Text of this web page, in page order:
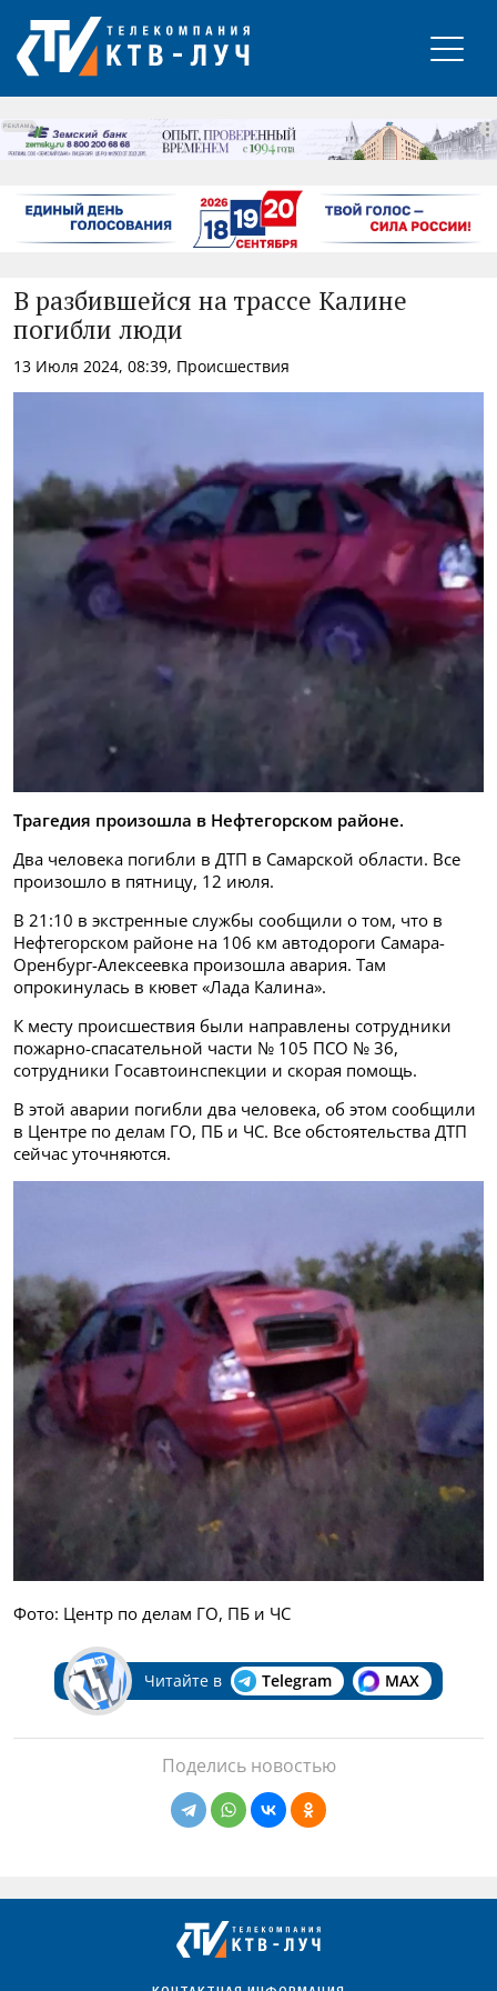
РЕКЛАМА
В разбившейся на трассе Калине
погибли люди
13 Июля 2024, 08:39, Происшествия
Трагедия произошла в Нефтегорском районе.
Два человека погибли в ДТП в Самарской области. Все
произошло в пятницу, 12 июля.
В 21:10 в экстренные службы сообщили о том, что в
Нефтегорском районе на 106 км автодороги Самара-
Оренбург-Алексеевка произошла авария. Там
опрокинулась в кювет «Лада Калина».
К месту происшествия были направлены сотрудники
пожарно-спасательной части № 105 ПСО № 36,
сотрудники Госавтоинспекции и скорая помощь.
В этой аварии погибли два человека, об этом сообщили
в Центре по делам ГО, ПБ и ЧС. Все обстоятельства ДТП
сейчас уточняются.
Фото: Центр по делам ГО, ПБ и ЧС
Читайте в Telegram MAX
Поделись новостью